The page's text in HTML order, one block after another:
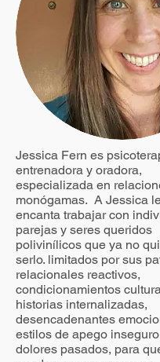
Jessica Fern es
entrenadora y oradora,
especializada en
monógamas. A Jessica
encanta trabajar con
parejas y seres queridos
polivinílicos que ya no
serlo. limitados por sus
relacionales reactivos,
condicionamientos
historias internalizadas,
desencadenantes
estilos de apego
dolores pasados, para